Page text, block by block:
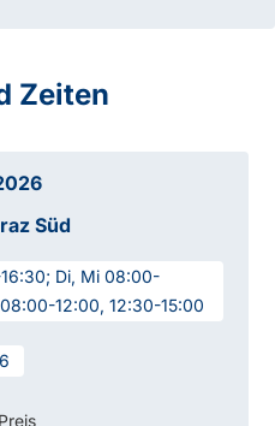
Zeiten
Süd
Di, Mi 08:00-
12:00, 12:30-15:00
Preis